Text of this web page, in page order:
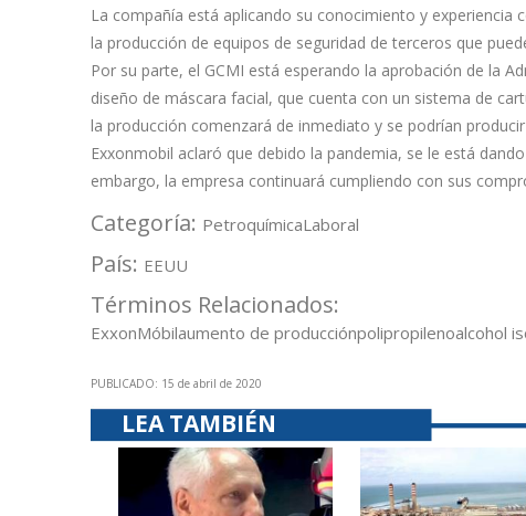
La compañía está aplicando su conocimiento y
la producción de equipos de seguridad de terceros que
Por su parte, el GCMI está esperando la aprobación de la
diseño de máscara facial, que cuenta con un sistema de
la producción comenzará de inmediato y se podrían
Exxonmobil aclaró que debido la pandemia, se le está
embargo, la empresa continuará cumpliendo con sus
Categoría: PetroquímicaLaboral
País: EEUU
Términos Relacionados:
ExxonMóbilaumento de producciónpolipropilenoalcohol
PUBLICADO: 15 de abril de 2020
LEA TAMBIÉN